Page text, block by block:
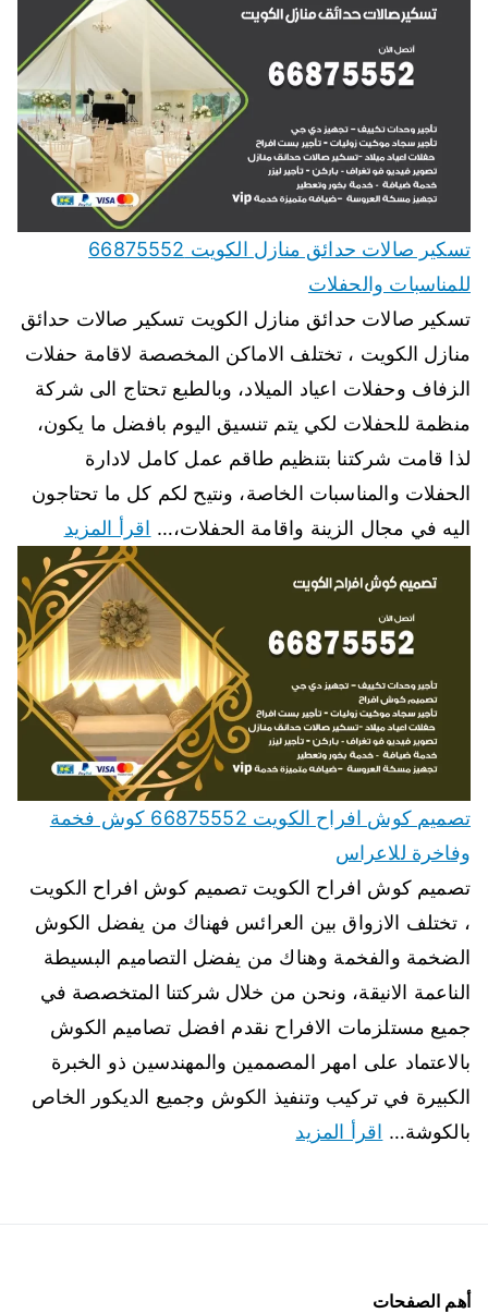
تسكير صالات حدائق منازل الكويت 66875552
للمناسبات والحفلات
تسكير صالات حدائق منازل الكويت تسكير صالات حدائق
منازل الكويت ، تختلف الاماكن المخصصة لاقامة حفلات
الزفاف وحفلات اعياد الميلاد، وبالطبع تحتاج الى شركة
منظمة للحفلات لكي يتم تنسيق اليوم بافضل ما يكون،
لذا قامت شركتنا بتنظيم طاقم عمل كامل لادارة
الحفلات والمناسبات الخاصة، ونتيح لكم كل ما تحتاجون
اليه في مجال الزينة واقامة الحفلات،… اقرأ المزيد
تصميم كوش افراح الكويت 66875552 كوش فخمة
وفاخرة للاعراس
تصميم كوش افراح الكويت تصميم كوش افراح الكويت
، تختلف الازواق بين العرائس فهناك من يفضل الكوش
الضخمة والفخمة وهناك من يفضل التصاميم البسيطة
الناعمة الانيقة، ونحن من خلال شركتنا المتخصصة في
جميع مستلزمات الافراح نقدم افضل تصاميم الكوش
بالاعتماد على امهر المصممين والمهندسين ذو الخبرة
الكبيرة في تركيب وتنفيذ الكوش وجميع الديكور الخاص
بالكوشة… اقرأ المزيد
أهم الصفحات